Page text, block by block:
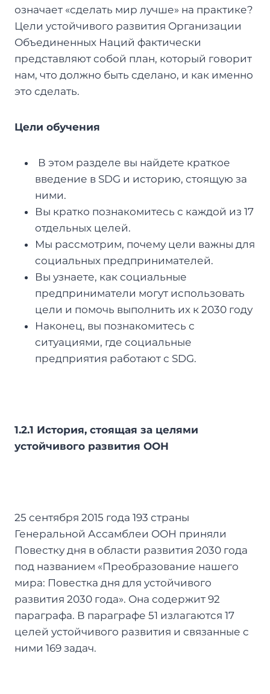
означает «сделать мир лучше» на практике?
Цели устойчивого развития Организации
Объединенных Наций фактически
представляют собой план, который говорит
нам, что должно быть сделано, и как именно
это сделать.
Цели обучения
В этом разделе вы найдете краткое
введение в SDG и историю, стоящую за
ними.
Вы кратко познакомитесь с каждой из 17
отдельных целей.
Мы рассмотрим, почему цели важны для
социальных предпринимателей.
Вы узнаете, как социальные
предприниматели могут использовать
цели и помочь выполнить их к 2030 году
Наконец, вы познакомитесь с
ситуациями, где социальные
предприятия работают с SDG.
1.2.1 История, стоящая за целями
устойчивого развития ООН
25 сентября 2015 года 193 страны
Генеральной Ассамблеи ООН приняли
Повестку дня в области развития 2030 года
под названием «Преобразование нашего
мира: Повестка дня для устойчивого
развития 2030 года». Она содержит 92
параграфа. В параграфе 51 излагаются 17
целей устойчивого развития и связанные с
ними 169 задач.